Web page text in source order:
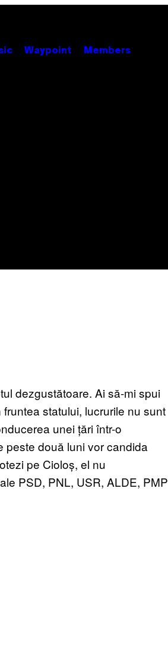
Waypoint Members
dezgustătoare. Ai să-mi spui
statului, lucrurile nu sunt
unei țări într-o
peste două luni vor candida
pe Cioloș, el nu
PSD, PNL, USR, ALDE, PMP